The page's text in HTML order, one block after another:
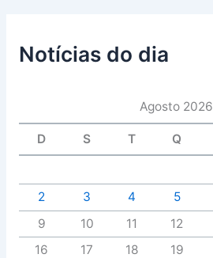
Notícias do dia
Agosto 2026
D S T Q
2
3 4 5
9
10 11 12
16
17 18 19